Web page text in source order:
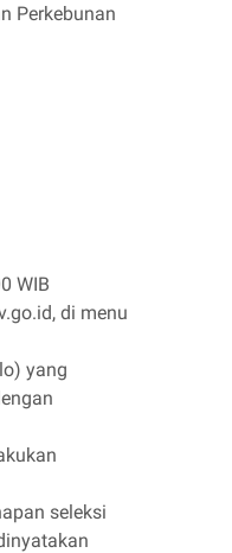
Perkebunan
WIB
di menu
yang
seleksi